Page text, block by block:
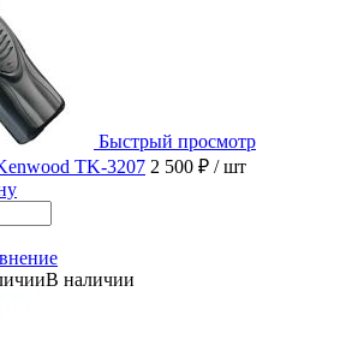
Быстрый просмотр
TK-3207 2 500 ₽ / шт
В наличии